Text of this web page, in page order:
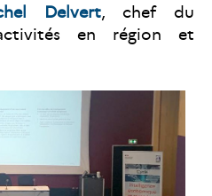
Delvert, chef du
en région et